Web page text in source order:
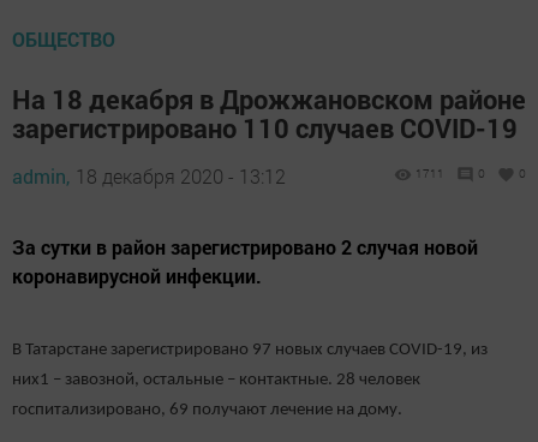
ОБЩЕСТВО
На 18 декабря в Дрожжановском районе
зарегистрировано 110 случаев COVID-19
admin, 18 декабря 2020 - 13:12 1711 0 0
За сутки в район зарегистрировано 2 случая новой
коронавирусной инфекции.
В Татарстане зарегистрировано 97 новых случаев COVID-19, из
них1 – завозной, остальные – контактные. 28 человек
госпитализировано, 69 получают лечение на дому.